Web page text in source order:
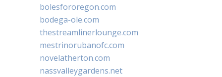
bolesfororegon.com
bodega-ole.com
thestreamlinerlounge.com
mestrinorubanofc.com
novelatherton.com
nassvalleygardens.net